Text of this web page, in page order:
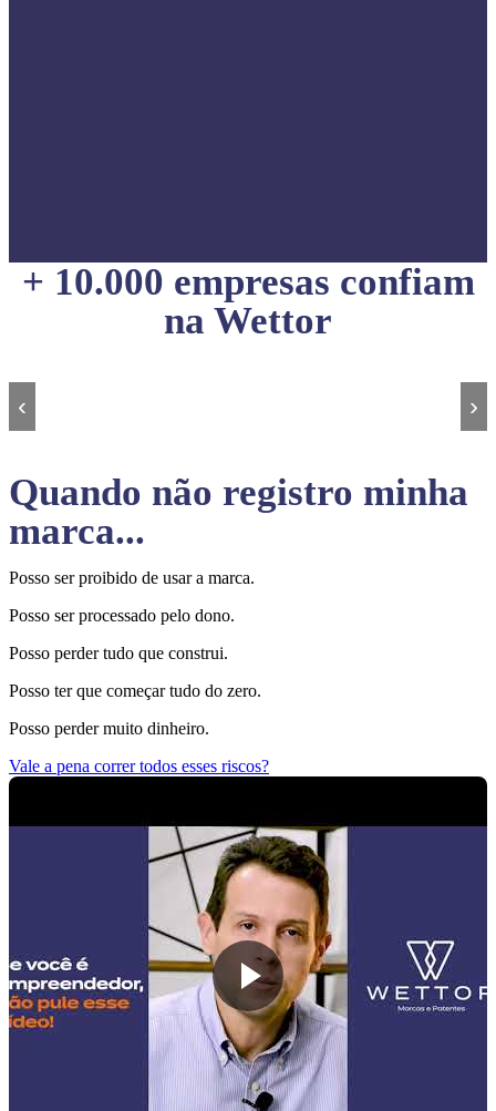
+ 10.000 empresas confiam
na Wettor
‹ ›
Quando não registro minha
marca...
Posso ser proibido de usar a marca.
Posso ser processado pelo dono.
Posso perder tudo que construi.
Posso ter que começar tudo do zero.
Posso perder muito dinheiro.
Vale a pena correr todos esses riscos?